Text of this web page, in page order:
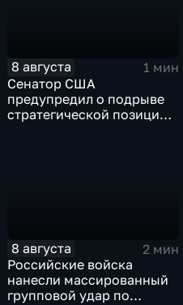
8 августа
1 мин
Сенатор США
предупредил о подрыве
стратегической позиции
8 августа
2 мин
Российские войска
нанесли массированный
групповой удар по